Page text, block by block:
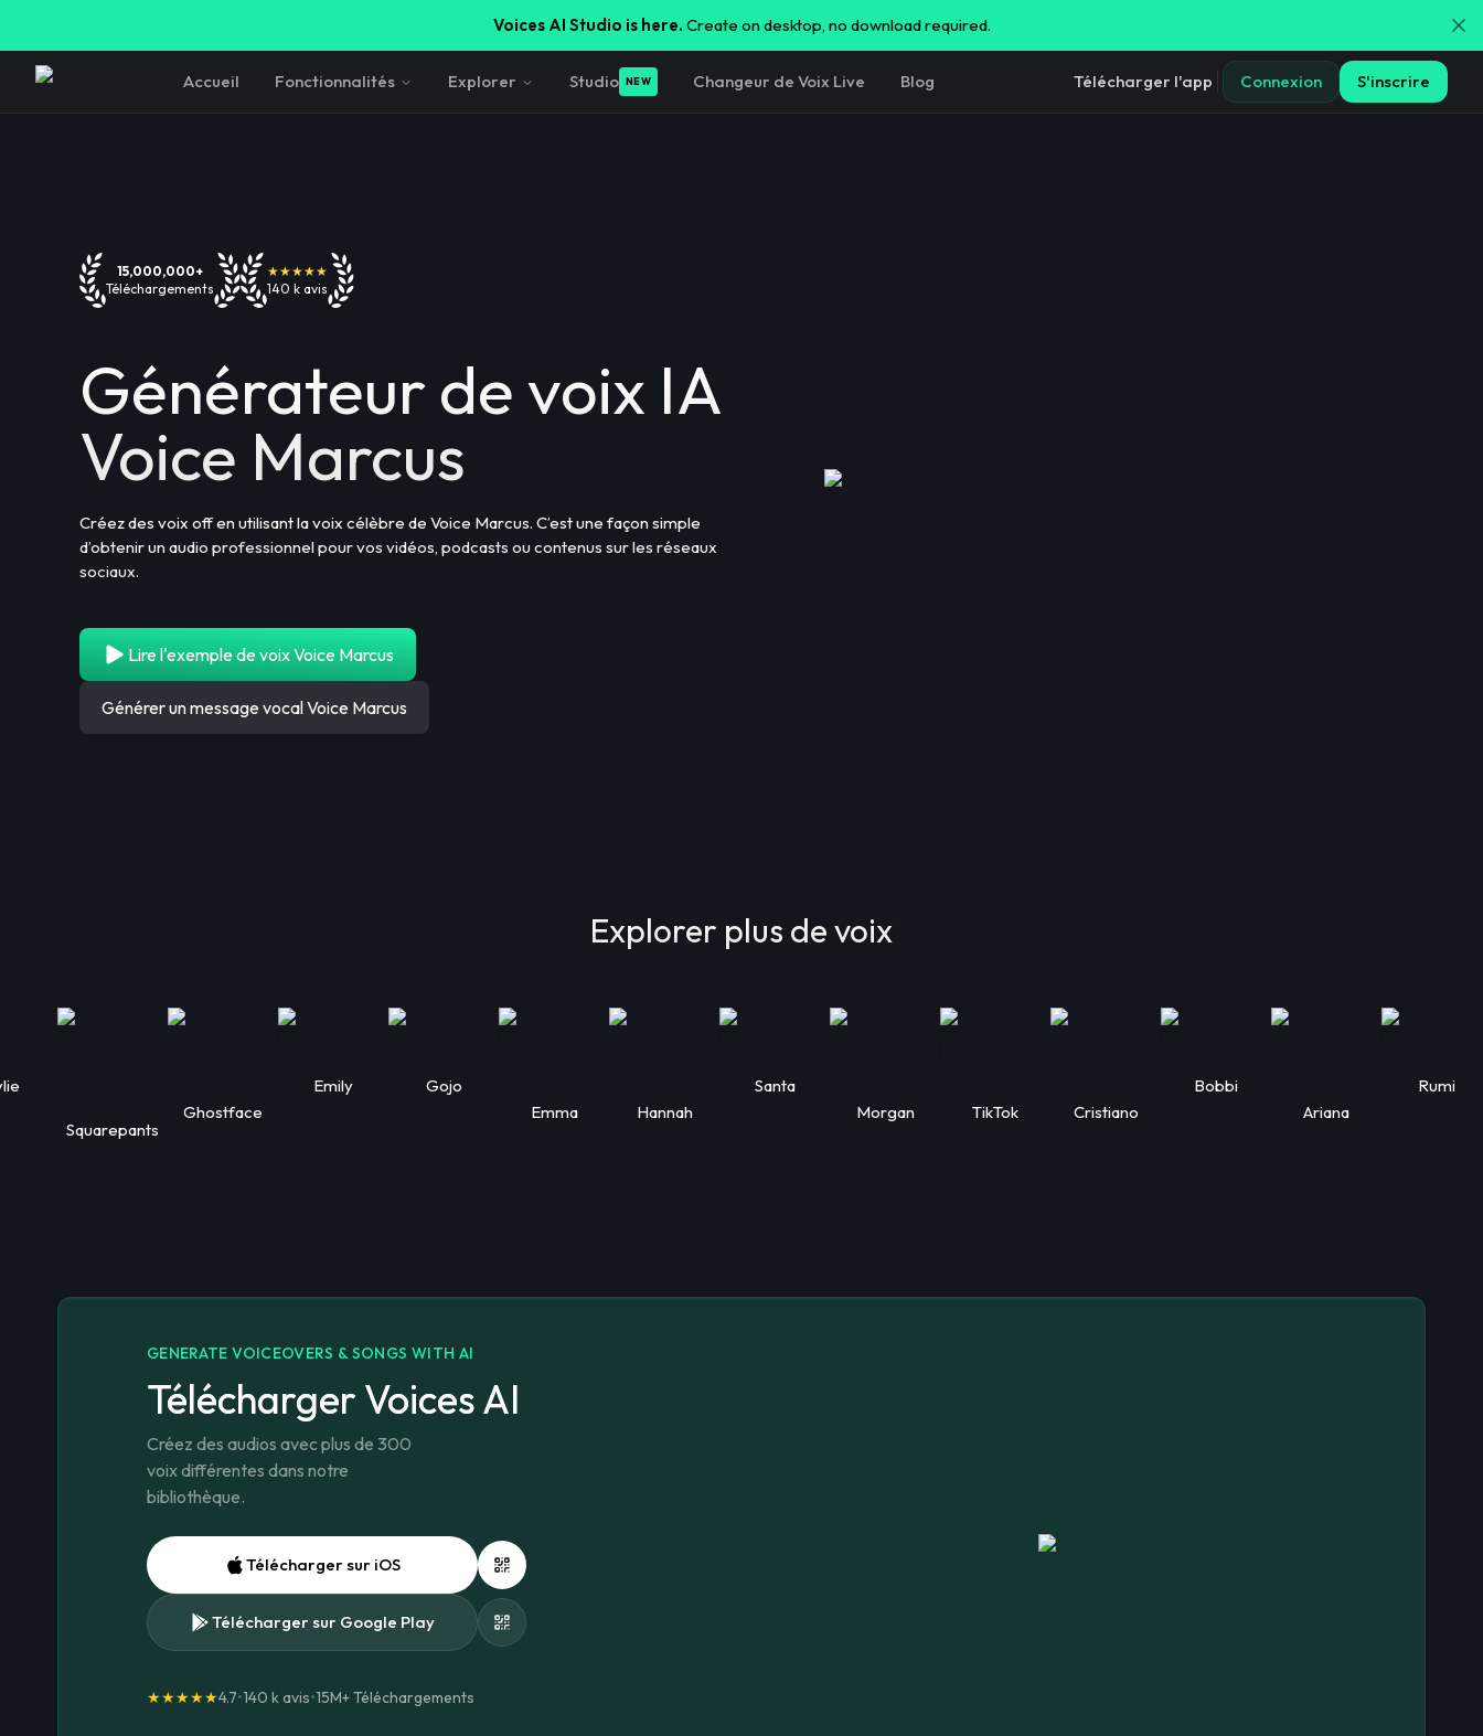
Voices AI Studio is here. Create on desktop, no download required.
Accueil Fonctionnalités Explorer Studio NEW Changeur de Voix Live Blog Télécharger l'app Connexion S'inscrire
15,000,000+
Téléchargements
★★★★★
140 k avis
Générateur de voix IA
Voice Marcus
Créez des voix off en utilisant la voix célèbre de Voice Marcus. C’est une façon simple
d’obtenir un audio professionnel pour vos vidéos, podcasts ou contenus sur les réseaux
sociaux.
Lire l'exemple de voix Voice Marcus
Générer un message vocal Voice Marcus
Explorer plus de voix
Squarepants
Ghostface
Emily
Gojo
Emma
Hannah
Santa
Morgan
TikTok Cristiano
Bobbi
Ariana
Rumi
GENERATE VOICEOVERS & SONGS WITH AI
Télécharger Voices AI
Créez des audios avec plus de 300
voix différentes dans notre
bibliothèque.
Télécharger sur iOS
Télécharger sur Google Play
★★★★★4.7•140 k avis•15M+Téléchargements